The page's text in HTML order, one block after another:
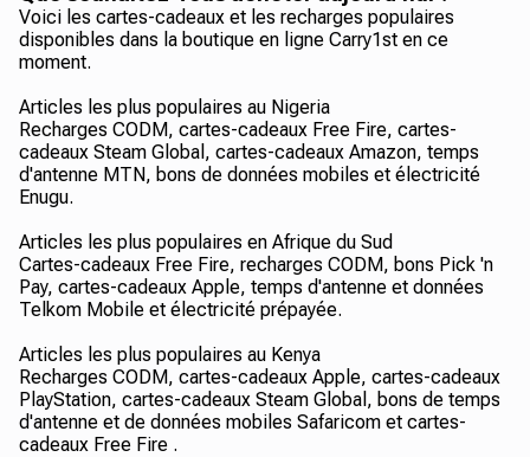
Voici les cartes-cadeaux et les recharges populaires
disponibles dans la boutique en ligne Carry1st en ce
moment.
Articles les plus populaires au Nigeria
Recharges CODM, cartes-cadeaux Free Fire, cartes-
cadeaux Steam Global, cartes-cadeaux Amazon, temps
d'antenne MTN, bons de données mobiles et électricité
Enugu.
Articles les plus populaires en Afrique du Sud
Cartes-cadeaux Free Fire, recharges CODM, bons Pick 'n
Pay, cartes-cadeaux Apple, temps d'antenne et données
Telkom Mobile et électricité prépayée.
Articles les plus populaires au Kenya
Recharges CODM, cartes-cadeaux Apple, cartes-cadeaux
PlayStation, cartes-cadeaux Steam Global, bons de temps
d'antenne et de données mobiles Safaricom et cartes-
cadeaux Free Fire .